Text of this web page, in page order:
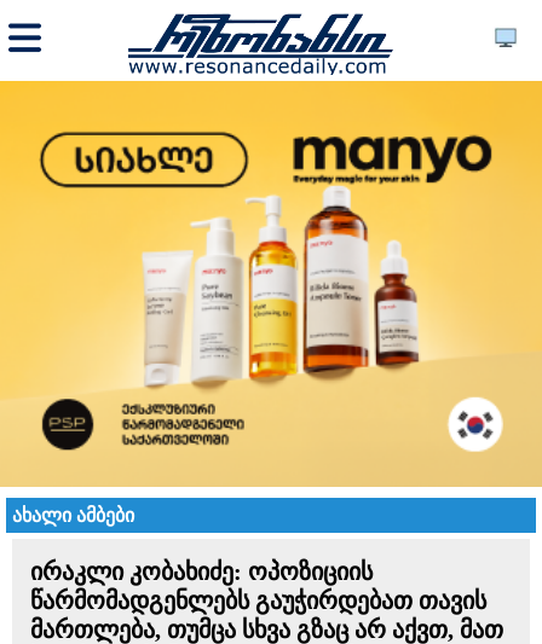
ახალი ამბები
ირაკლი კობახიძე: ოპოზიციის
წარმომადგენლებს გაუჭირდებათ თავის
მართლება, თუმცა სხვა გზაც არ აქვთ, მათ